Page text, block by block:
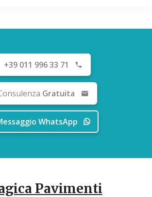
+39 011 996 33 71
Gratuita
WhatsApp
Pavimenti